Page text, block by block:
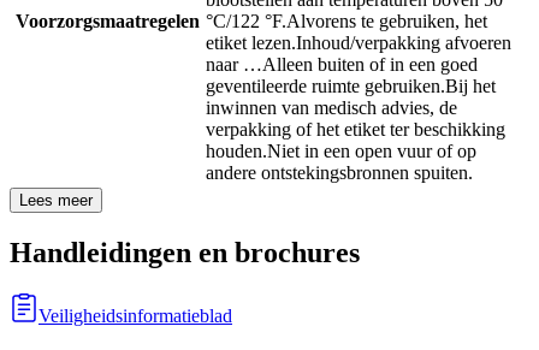
Voorzorgsmaatregelen °C/122 °F.Alvorens te gebruiken, het
etiket lezen.Inhoud/verpakking afvoeren
naar …Alleen buiten of in een goed
geventileerde ruimte gebruiken.Bij het
inwinnen van medisch advies, de
verpakking of het etiket ter beschikking
houden.Niet in een open vuur of op
andere ontstekingsbronnen spuiten.
Lees meer
Handleidingen en brochures
Veiligheidsinformatieblad